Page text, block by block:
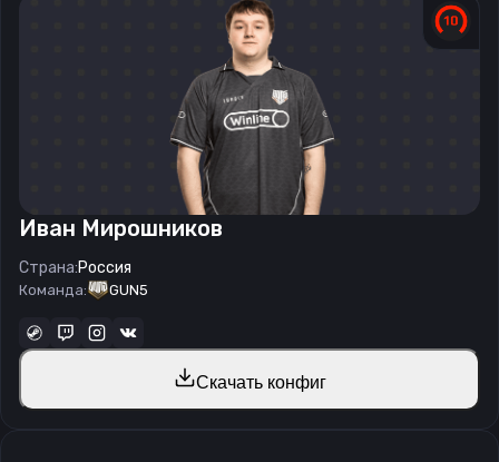
Иван Мирошников
Страна:Россия
Команда: GUN5
Скачать конфиг